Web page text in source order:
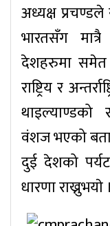
अध्यक्ष
भारतसँग
देशहरुमा समेत
राष्ट्रिय र
वंशज भएको
दुई देशको
धारणा राख्नुभयाे ।